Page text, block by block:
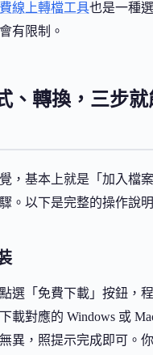
線上轉檔工具也是一種
有限制。
、轉換，三步就
，基本上就是「加入檔
。以下是完整的操作說明
點選「免費下載」按鈕，
載對應的 Windows 或
異，照提示完成即可。